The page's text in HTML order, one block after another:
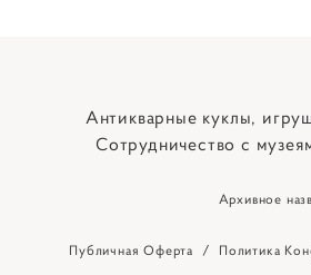
Антикварные куклы,
Сотрудничество с
Архивное
Публичная Оферта / Политика